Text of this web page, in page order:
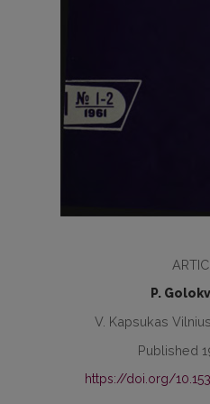
P.
V. Kapsukas
Published
https://doi.org/